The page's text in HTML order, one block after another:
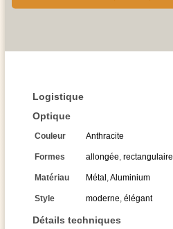
Logistique
Optique
Couleur Anthracite
Formes allongée, rectangulaire
Matériau Métal ,Aluminium
Style moderne, élégant
Détails techniques